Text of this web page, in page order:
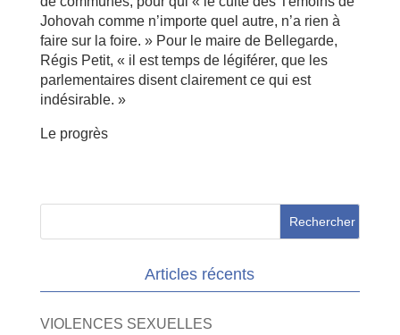
Johovah comme n’importe quel autre, n’a rien à
faire sur la foire. » Pour le maire de Bellegarde,
Régis Petit, « il est temps de légiférer, que les
parlementaires disent clairement ce qui est
indésirable. »
Le progrès
Articles récents
VIOLENCES SEXUELLES